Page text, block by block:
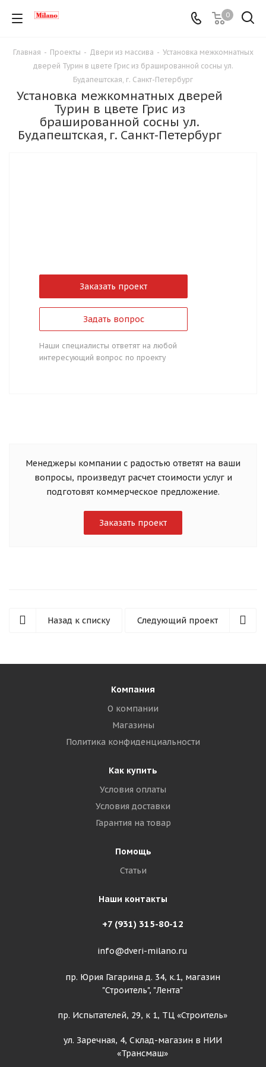
0
Главная - Проекты - Двери из массива - Установка межкомнатных
дверей Турин в цвете Грис из брашированной сосны ул.
Будапештская, г. Санкт-Петербург
Установка межкомнатных дверей
Турин в цвете Грис из
брашированной сосны ул.
Будапештская, г. Санкт-Петербург
Заказать проект
Задать вопрос
Наши специалисты ответят на любой
интересующий вопрос по проекту
Менеджеры компании с радостью ответят на ваши
вопросы, произведут расчет стоимости услуг и
подготовят коммерческое предложение.
Заказать проект
Назад к списку Следующий проект
Компания
О компании
Магазины
Политика конфиденциальности
Как купить
Условия оплаты
Условия доставки
Гарантия на товар
Помощь
Статьи
Наши контакты
+7 (931) 315-80-12
info@dveri-milano.ru
пр. Юрия Гагарина д. 34, к.1, магазин
"Строитель", "Лента"
пр. Испытателей, 29, к 1, ТЦ «Строитель»
ул. Заречная, 4, Склад-магазин в НИИ
«Трансмаш»